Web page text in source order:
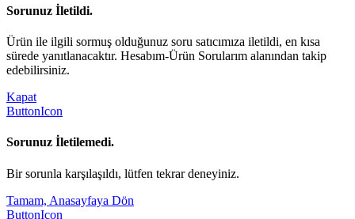
Sorunuz İletildi.
Ürün ile ilgili sormuş olduğunuz soru satıcımıza iletildi, en kısa
sürede yanıtlanacaktır. Hesabım-Ürün Sorularım alanından takip
edebilirsiniz.
Kapat
ButtonIcon
Sorunuz İletilemedi.
Bir sorunla karşılaşıldı, lütfen tekrar deneyiniz.
Tamam, Anasayfaya Dön
ButtonIcon